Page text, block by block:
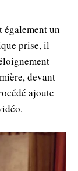
également un
prise, il
devant
ajoute